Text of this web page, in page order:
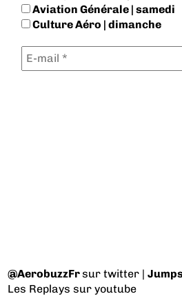
Aviation Générale | samedi
Culture Aéro | dimanche
@AerobuzzFrsur twitter |
Les Replays sur youtube